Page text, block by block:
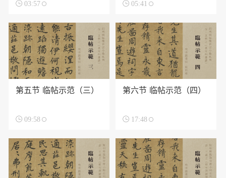
 03:57  05:41
第五节 临帖示范（三）
 09:58
第六节 临帖示范（四）
 17:48